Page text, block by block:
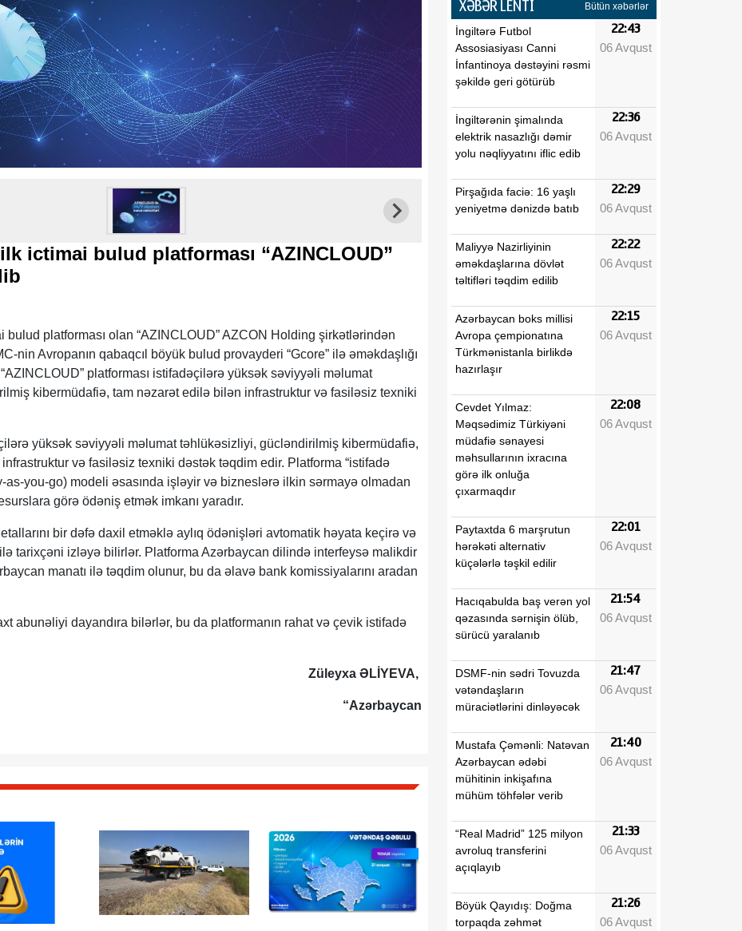
ictimai bulud platforması “AZINCLOUD”
bulud platforması olan “AZINCLOUD” AZCON Holding şirkətlərindən
nin Avropanın qabaqcıl böyük bulud provayderi “Gcore” ilə əməkdaşlığı
platforması istifadəçilərə yüksək səviyyəli məlumat
kibermüdafiə, tam nəzarət edilə bilən infrastruktur və fasiləsiz texniki
yüksək səviyyəli məlumat təhlükəsizliyi, gücləndirilmiş kibermüdafiə,
və fasiləsiz texniki dəstək təqdim edir. Platforma “istifadə
as-you-go) modeli əsasında işləyir və bizneslərə ilkin sərmayə olmadan
görə ödəniş etmək imkanı yaradır.
bir dəfə daxil etməklə aylıq ödənişləri avtomatik həyata keçirə və
tarixçəni izləyə bilirlər. Platforma Azərbaycan dilində interfeysə malikdir
manatı ilə təqdim olunur, bu da əlavə bank komissiyalarını aradan
abunəliyi dayandıra bilərlər, bu da platformanın rahat və çevik istifadə
Züleyxa ƏLİYEVA,
“Azərbaycan
XƏBƏR LENTİ Bütün xəbərlər
İngiltərə Futbol
Assosiasiyası Canni
İnfantinoya dəstəyini rəsmi
şəkildə geri götürüb
22:43
06 Avqust
İngiltərənin şimalında
elektrik nasazlığı dəmir
yolu nəqliyyatını iflic edib
22:36
06 Avqust
Pirşağıda faciə: 16 yaşlı
yeniyetmə dənizdə batıb
22:29
06 Avqust
Maliyyə Nazirliyinin
əməkdaşlarına dövlət
təltifləri təqdim edilib
22:22
06 Avqust
Azərbaycan boks millisi
Avropa çempionatına
Türkmənistanla birlikdə
hazırlaşır
22:15
06 Avqust
Cevdet Yılmaz:
Məqsədimiz Türkiyəni
müdafiə sənayesi
məhsullarının ixracına
görə ilk onluğa
çıxarmaqdır
22:08
06 Avqust
Paytaxtda 6 marşrutun
hərəkəti alternativ
küçələrlə təşkil edilir
22:01
06 Avqust
Hacıqabulda baş verən yol
qəzasında sərnişin ölüb,
sürücü yaralanıb
21:54
06 Avqust
DSMF-nin sədri Tovuzda
vətəndaşların
müraciətlərini dinləyəcək
21:47
06 Avqust
Mustafa Çəmənli: Natəvan
Azərbaycan ədəbi
mühitinin inkişafına
mühüm töhfələr verib
21:40
06 Avqust
“Real Madrid” 125 milyon
avroluq transferini
açıqlayıb
21:33
06 Avqust
Böyük Qayıdış: Doğma
torpaqda zəhmət
21:26
06 Avqust